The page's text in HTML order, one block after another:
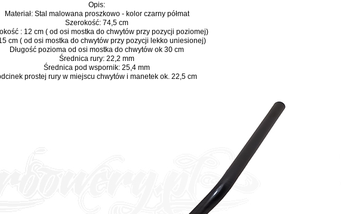
Opis:
Materiał: Stal malowana proszkowo - kolor czarny półmat
Szerokość: 74,5 cm
: 12 cm ( od osi mostka do chwytów przy pozycji poziomej)
cm ( od osi mostka do chwytów przy pozycji lekko uniesionej)
Długość pozioma od osi mostka do chwytów ok 30 cm
Średnica rury: 22,2 mm
Średnica pod wspornik: 25,4 mm
prostej rury w miejscu chwytów i manetek ok. 22,5 cm